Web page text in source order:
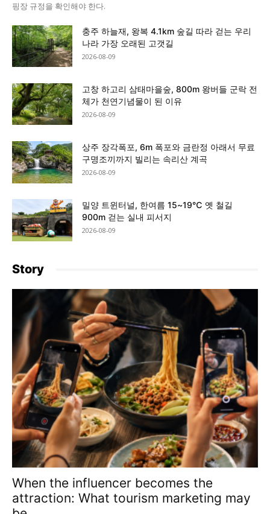
핑장 규정을 확인해야 한다.
충주 하늘재, 왕복 4.1km 숲길 따라 걷는 우리
나라 가장 오래된 고갯길
2026-08-09
고창 하고리 삼태마을숲, 800m 왕버들 군락 전
체가 천연기념물이 된 이유
2026-08-09
상주 장각폭포, 6m 폭포와 금란정 아래서 무료
구명조끼까지 빌리는 속리산 계곡
2026-08-09
밀양 트윈터널, 한여름 15~19℃ 옛 철길
900m 걷는 실내 피서지
2026-08-09
Story
When the influencer becomes the
attraction: What tourism marketing may